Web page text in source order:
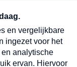
in
Verzend